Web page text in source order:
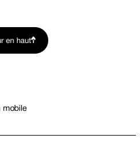
en haut
mobile